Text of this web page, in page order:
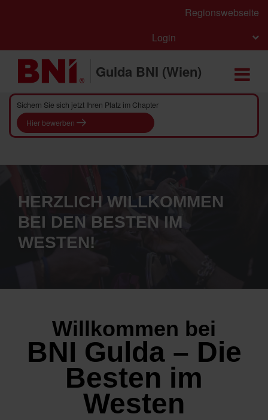
Regionswebseite
Login
Gulda BNI (Wien)
Sichern Sie sich jetzt Ihren Platz im Chapter
Hier bewerben
HERZLICH WILLKOMMEN
BEI DEN BESTEN IM
WESTEN!
Willkommen bei
BNI Gulda – Die
Besten im
Westen